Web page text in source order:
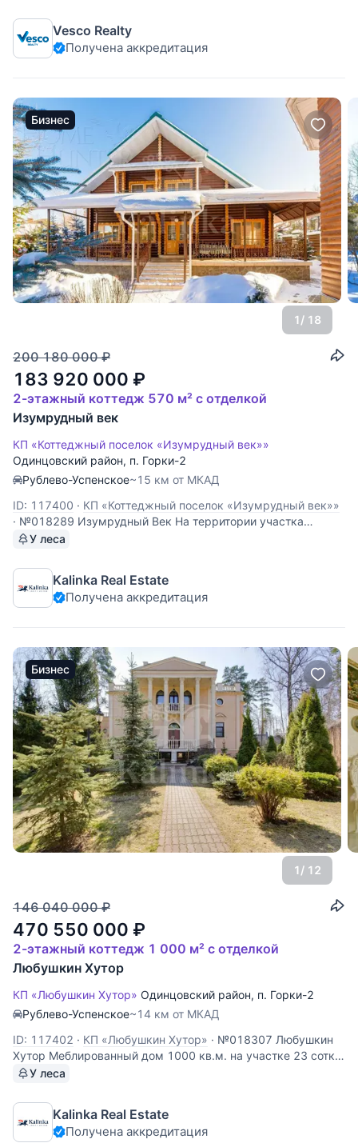
фасад обшит лиственницей. Фундамент - железобетонная
плита 30 см,Vesco Realty
Получена аккредитация
Бизнес
1 / 18
200 180 000 ₽
183 920 000 ₽
2-этажный коттедж 570 м² с отделкой
Изумрудный век
КП «Коттеджный поселок «Изумрудный век»»
Одинцовский район, п. Горки-2
Рублево-Успенское~15 км от МКАД
ID: 117400 · КП «Коттеджный поселок «Изумрудный век»»
· №018289 Изумрудный Век На территории участка
расположены три дома из сосны: 300 кв.м, 150 кв.м, 120
гардеробная, кабинет, кухня, с/у, холл, спальня. 2 этаж: 4
спальни, 2 ванные комнаты, холл.
У леса
Kalinka Real Estate
Получена аккредитация
Бизнес
1/ 12
146 040 000 ₽
470 550 000 ₽
2-этажный коттедж 1 000 м² с отделкой
Любушкин Хутор
КП «Любушкин Хутор» Одинцовский район, п. Горки-2
Рублево-Успенское~14 км от МКАД
ID: 117402 · КП «Любушкин Хутор» · №018307 Любушкин
Хутор Меблированный дом 1000 кв.м. на участке 23 сотки
в Любушкином хуторе. Планировка дома: Цоколь:
баня, с/у; блок для персонала; 1 этаж: прихожая, холл,
гардеробная,
У леса
Kalinka Real Estate
Получена аккредитация